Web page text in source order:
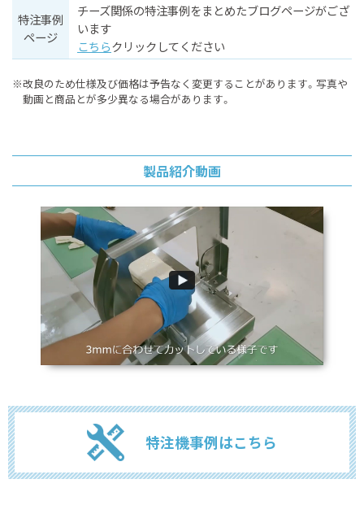
特注事例
ページ
チーズ関係の特注事例をまとめたブログページがござ
います
こちらクリックしてください
※改良のため仕様及び価格は予告なく変更することがあります。 写真や
動画と商品とが多少異なる場合があります。
製品紹介動画
特注機事例はこちら